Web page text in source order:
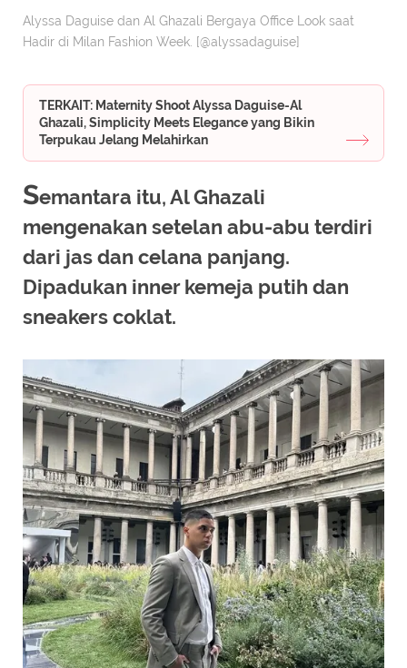
Alyssa Daguise dan Al Ghazali Bergaya Office Look saat
Hadir di Milan Fashion Week. [@alyssadaguise]
TERKAIT: Maternity Shoot Alyssa Daguise-Al
Ghazali, Simplicity Meets Elegance yang Bikin
Terpukau Jelang Melahirkan
Semantara itu, Al Ghazali
mengenakan setelan abu-abu terdiri
dari jas dan celana panjang.
Dipadukan inner kemeja putih dan
sneakers coklat.